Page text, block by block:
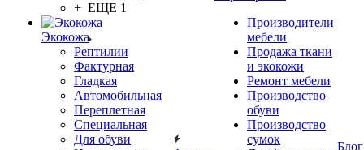
+ ЕЩЕ 1
Экокожа
Рептилии
Фактурная
Гладкая
Автомобильная
Переплетная
Специальная
Для обуви
Производители
мебели
Продажа ткани
и экокожи
Ремонт мебели
Производство
обуви
Производство
сумок
Блог